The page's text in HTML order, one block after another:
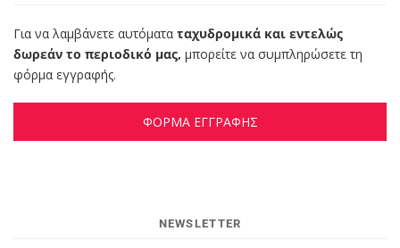
Για να λαμβάνετε αυτόματα ταχυδρομικά και εντελώς
δωρεάν το περιοδικό μας, μπορείτε να συμπληρώσετε τη
φόρμα εγγραφής.
ΦΟΡΜΑ ΕΓΓΡΑΦΗΣ
NEWSLETTER